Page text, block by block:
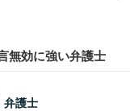
無効に強い弁護士
弁護士